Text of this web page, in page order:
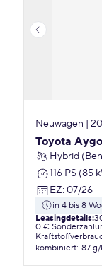
Neuwagen |
Toyota
Hybrid
116 PS (85
EZ: 07/26
in 4 bis 8
Leasingdetails:
0 €
kombiniert: 87